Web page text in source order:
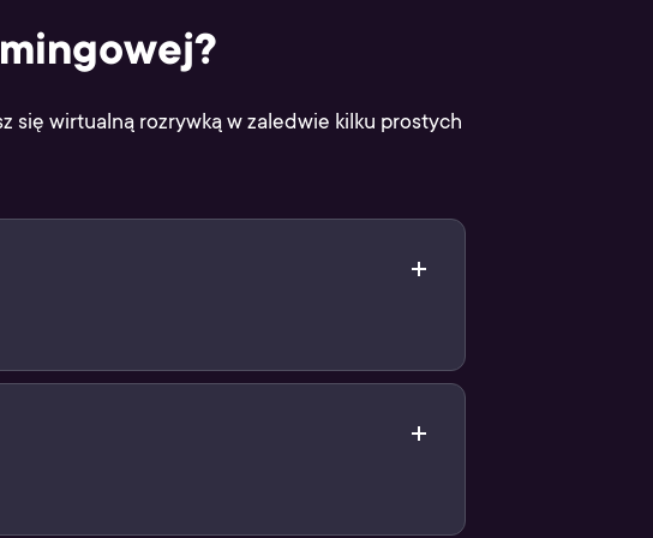
się wirtualną rozrywką w zaledwie kilku prostych